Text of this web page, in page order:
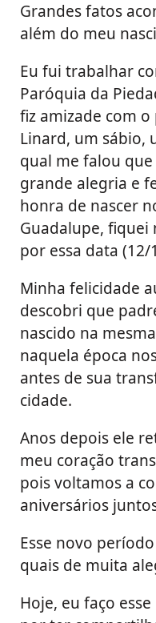
Grandes fatos
além do meu
Eu fui trabalhar
Paróquia da
fiz amizade com
Linard, um sábio,
qual me falou que
grande alegria e
honra de nascer
Guadalupe, fiquei
por essa data
Minha felicidade
descobri que
nascido na
naquela época
antes de sua
cidade.
Anos depois ele
meu coração
pois voltamos a
aniversários
Esse novo
quais de muita
Hoje, eu faço